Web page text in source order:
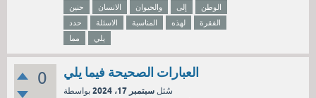
حنين
الانسان والحيوان إلى
الوطن
حدد
الاسئلة المناسبة لهذه
الفقرة
مما
يلي
0 العبارات الصحيحة فيما يلي
سُئل سبتمبر 17، 2024
بواسطة